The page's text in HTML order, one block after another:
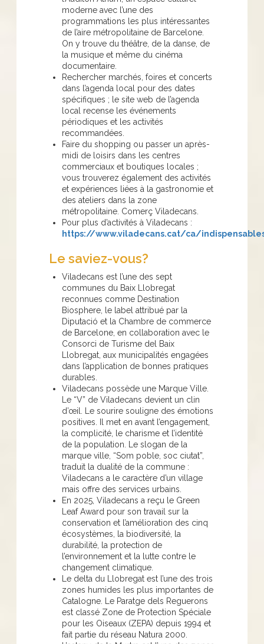
moderne avec l’une des
programmations les plus intéressantes
de l’aire métropolitaine de Barcelone.
On y trouve du théâtre, de la danse, de
la musique et même du cinéma
documentaire.
Rechercher marchés, foires et concerts
dans l’agenda local pour des dates
spécifiques ; le site web de l’agenda
local recense les événements
périodiques et les activités
recommandées.
Faire du shopping ou passer un après-
midi de loisirs dans les centres
commerciaux et boutiques locales ;
vous trouverez également des activités
et expériences liées à la gastronomie et
des ateliers dans la zone
métropolitaine. Comerç Viladecans.
Pour plus d’activités à Viladecans :
https://www.viladecans.cat/ca/
Le saviez-vous?
Viladecans est l’une des sept
communes du Baix Llobregat
reconnues comme Destination
Biosphere, le label attribué par la
Diputació et la Chambre de commerce
de Barcelone, en collaboration avec le
Consorci de Turisme del Baix
Llobregat, aux municipalités engagées
dans l’application de bonnes pratiques
durables.
Viladecans possède une Marque Ville.
Le “V” de Viladecans devient un clin
d’œil. Le sourire souligne des émotions
positives. Il met en avant l’engagement,
la complicité, le charisme et l’identité
de la population. Le slogan de la
marque ville, “Som poble, soc ciutat”,
traduit la dualité de la commune :
Viladecans a le caractère d’un village
mais offre des services urbains.
En 2025, Viladecans a reçu le Green
Leaf Award pour son travail sur la
conservation et l’amélioration des cinq
écosystèmes, la biodiversité, la
durabilité, la protection de
l’environnement et la lutte contre le
changement climatique.
Le delta du Llobregat est l’une des trois
zones humides les plus importantes de
Catalogne. Le Paratge dels Reguerons
est classé Zone de Protection Spéciale
pour les Oiseaux (ZEPA) depuis 1994 et
fait partie du réseau Natura 2000.